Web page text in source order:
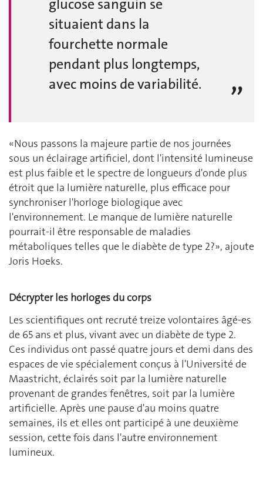
glucose sanguin se
situaient dans la
fourchette normale
pendant plus longtemps,
avec moins de variabilité.
«Nous passons la majeure partie de nos journées
sous un éclairage artificiel, dont l'intensité lumineuse
est plus faible et le spectre de longueurs d'onde plus
étroit que la lumière naturelle, plus efficace pour
synchroniser l'horloge biologique avec
l'environnement. Le manque de lumière naturelle
pourrait-il être responsable de maladies
métaboliques telles que le diabète de type 2?», ajoute
Joris Hoeks.
Décrypter les horloges du corps
Les scientifiques ont recruté treize volontaires âgé-es
de 65 ans et plus, vivant avec un diabète de type 2.
Ces individus ont passé quatre jours et demi dans des
espaces de vie spécialement conçus à l'Université de
Maastricht, éclairés soit par la lumière naturelle
provenant de grandes fenêtres, soit par la lumière
artificielle. Après une pause d'au moins quatre
semaines, ils et elles ont participé à une deuxième
session, cette fois dans l'autre environnement
lumineux.